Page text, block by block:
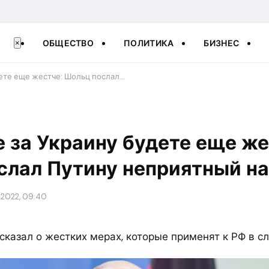
× ОБЩЕСТВО ПОЛИТИКА БИЗНЕС
еще жестче: Шольц послал…
за Украину будете еще
Путину неприятный
09:40
о жестких мерах, которые применят к РФ в